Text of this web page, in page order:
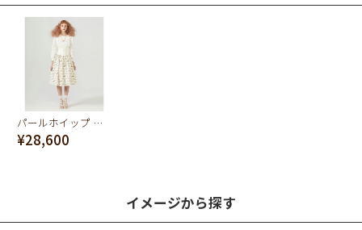
パールホイップ スカート アイボリー
¥28,600
イメージから探す